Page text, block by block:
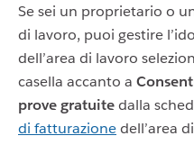
Se sei un proprietario o
di lavoro, puoi gestire
dell’area di lavoro
casella accanto a
prove gratuitedalla
di fatturazionedell’area